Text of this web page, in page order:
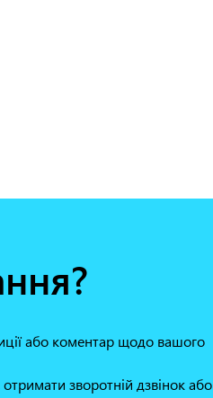
або коментар щодо вашого
зворотній дзвінок або